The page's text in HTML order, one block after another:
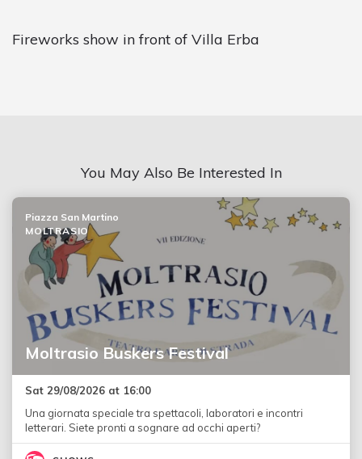
Fireworks show in front of Villa Erba
You May Also Be Interested In
Moltrasio Buskers Festival
Piazza San Martino
MOLTRASIO
Sat 29/08/2026 at 16:00
Una giornata speciale tra spettacoli, laboratori e incontri
letterari. Siete pronti a sognare ad occhi aperti?